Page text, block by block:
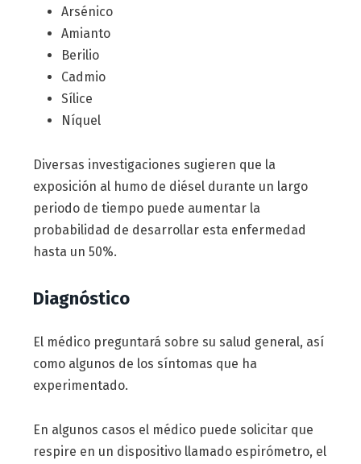
Arsénico
Amianto
Berilio
Cadmio
Sílice
Níquel
Diversas investigaciones sugieren que la
exposición al humo de diésel durante un largo
periodo de tiempo puede aumentar la
probabilidad de desarrollar esta enfermedad
hasta un 50%.
Diagnóstico
El médico preguntará sobre su salud general, así
como algunos de los síntomas que ha
experimentado.
En algunos casos el médico puede solicitar que
respire en un dispositivo llamado espirómetro, el